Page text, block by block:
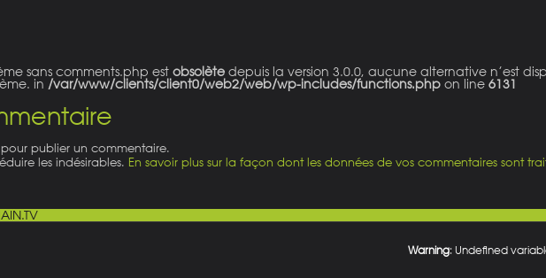
sans comments.php est obsolète depuis la version 3.0.0, aucune alternative n’est
in /var/www/clients/client0/web2/web/wp-includes/functions.php on line 6131
pour publier un commentaire.
les indésirables. En savoir plus sur la façon dont les données de vos commentaires sont
Warning: Undefined